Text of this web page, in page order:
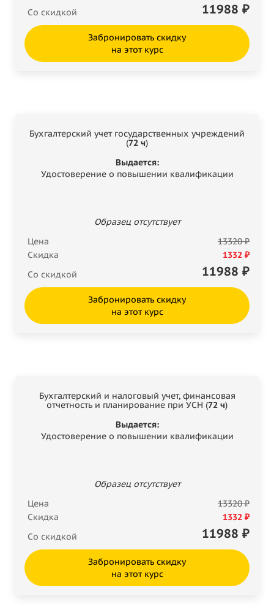
Со скидкой
11988 ₽
Забронировать скидку
на этот курс
Бухгалтерский учет государственных учреждений
(72 ч)
Выдается:
Удостоверение о повышении квалификации
Образец отсутствует
Цена
13320 ₽
Скидка
1332 ₽
Со скидкой
11988 ₽
Забронировать скидку
на этот курс
Бухгалтерский и налоговый учет, финансовая
отчетность и планирование при УСН (72 ч)
Выдается:
Удостоверение о повышении квалификации
Образец отсутствует
Цена
13320 ₽
Скидка
1332 ₽
Со скидкой
11988 ₽
Забронировать скидку
на этот курс